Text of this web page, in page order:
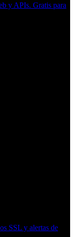
y APIs. Gratis para
SSL y alertas de